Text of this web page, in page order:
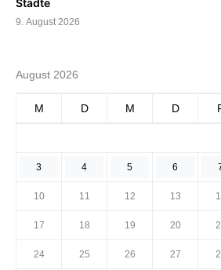
Städte
9. August 2026
August 2026
M D M D
3 4 5 6
10 11 12 13
17 18 19 20
24 25 26 27